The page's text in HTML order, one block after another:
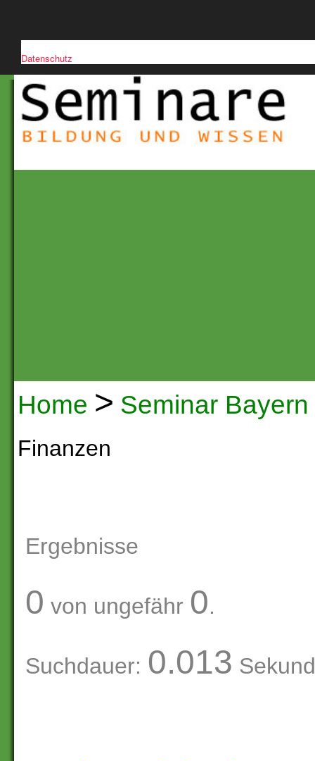
Datenschutz
Home > Seminar Bayern
Finanzen
Ergebnisse
0 von ungefähr 0.
Suchdauer: 0.013